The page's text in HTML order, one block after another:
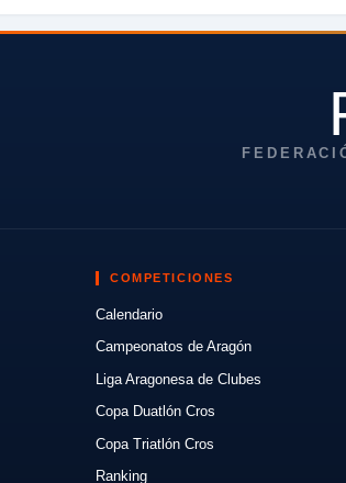
COMPETICIONES
Calendario
Campeonatos de Aragón
Liga Aragonesa de Clubes
Copa Duatlón Cros
Copa Triatlón Cros
Ranking